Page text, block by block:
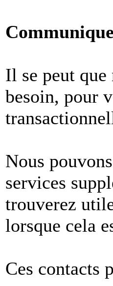
Il se peut
besoin, pour
Nous
services
trouverez
lorsque cela
Ces contacts